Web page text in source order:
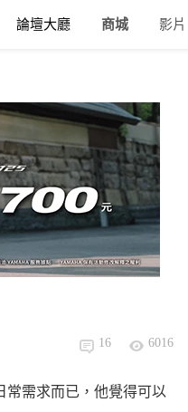
論壇大廳 商城 影片
16 6016
常需求而已，他覺得可以